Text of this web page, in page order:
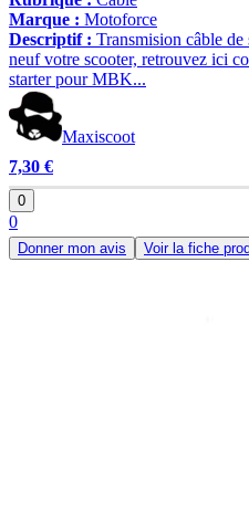
Marque : Motoforce
Descriptif : Transmision câble de
neuf votre scooter, retrouvez ici
starter pour MBK...
Maxiscoot
7,30 €
0
0
Donner mon avis Voir la fiche